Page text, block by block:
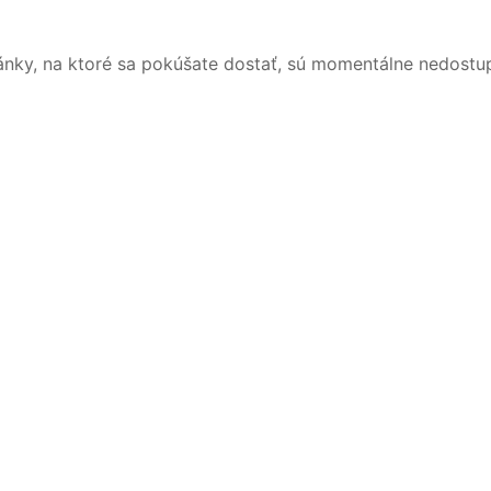
na ktoré sa pokúšate dostať, sú momentálne